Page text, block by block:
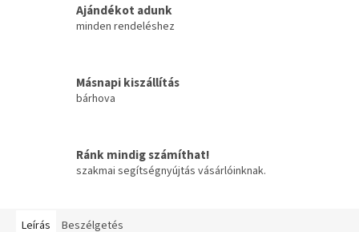
Ajándékot adunk
minden rendeléshez
Másnapi kiszállítás
bárhova
Ránk mindig számíthat!
szakmai segítségnyújtás vásárlóinknak.
Leírás Beszélgetés